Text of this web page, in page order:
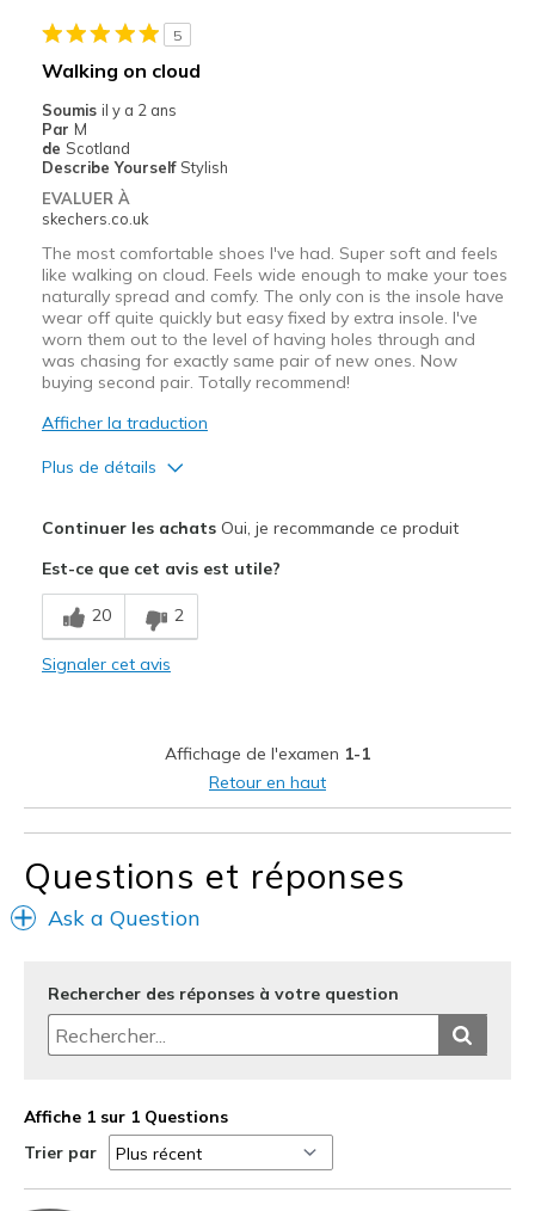
5
Walking on cloud
Soumis il y a 2 ans
Par M
de Scotland
Describe Yourself Stylish
EVALUER À
skechers.co.uk
The most comfortable shoes I've had. Super soft and feels
like walking on cloud. Feels wide enough to make your toes
naturally spread and comfy. The only con is the insole have
wear off quite quickly but easy fixed by extra insole. I've
worn them out to the level of having holes through and
was chasing for exactly same pair of new ones. Now
buying second pair. Totally recommend!
Afficher la traduction
Plus de détails
Breathe Well
Comfortable
Wear Out Quickly
Les meilleures utilisations
Width
Feels true to width
Sizing
View On Shoes
I'm Into Shoes
Continuer les achatsOui, je recommande ce produit
Est-ce que cet avis est utile?
20 2
Signaler cet avis
Affichage de l'examen 1-1
Retour en haut
Questions et réponses
Ask a Question
Rechercher des réponses à votre question
Affiche 1 sur 1 Questions
Trier par